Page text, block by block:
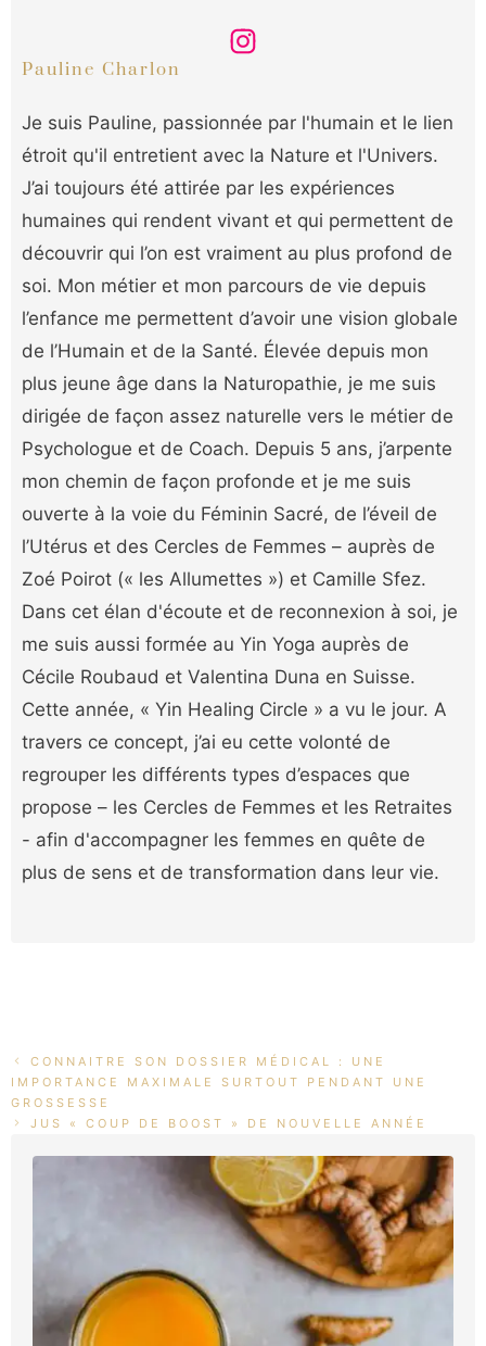
Pauline Charlon
Je suis Pauline, passionnée par l'humain et le lien
étroit qu'il entretient avec la Nature et l'Univers.
J’ai toujours été attirée par les expériences
humaines qui rendent vivant et qui permettent de
découvrir qui l’on est vraiment au plus profond de
soi. Mon métier et mon parcours de vie depuis
l’enfance me permettent d’avoir une vision globale
de l’Humain et de la Santé. Élevée depuis mon
plus jeune âge dans la Naturopathie, je me suis
dirigée de façon assez naturelle vers le métier de
Psychologue et de Coach. Depuis 5 ans, j’arpente
mon chemin de façon profonde et je me suis
ouverte à la voie du Féminin Sacré, de l’éveil de
l’Utérus et des Cercles de Femmes – auprès de
Zoé Poirot (« les Allumettes ») et Camille Sfez.
Dans cet élan d'écoute et de reconnexion à soi, je
me suis aussi formée au Yin Yoga auprès de
Cécile Roubaud et Valentina Duna en Suisse.
Cette année, « Yin Healing Circle » a vu le jour. A
travers ce concept, j’ai eu cette volonté de
regrouper les différents types d’espaces que
propose – les Cercles de Femmes et les Retraites
- afin d'accompagner les femmes en quête de
plus de sens et de transformation dans leur vie.
CONNAITRE SON DOSSIER MÉDICAL : UNE
IMPORTANCE MAXIMALE SURTOUT PENDANT UNE
GROSSESSE
JUS « COUP DE BOOST » DE NOUVELLE ANNÉE